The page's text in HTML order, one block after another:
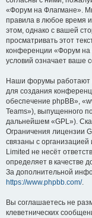
«Форум на Флагмане».
правила в любое время
этом, однако с вашей
просматривать этот
конференции «Форум на
условий означает ваше
Наши форумы работают
для создания
обеспечение phpBB»,
Teams»), выпущенного
дальнейшем «GPL»).
Ограничения лицензии
связаны с
Limited не несёт
определяет в качестве
За дополнительной
https://www.phpbb.com/.
Вы соглашаетесь не
клеветнических